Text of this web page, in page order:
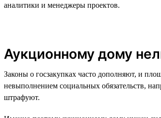
аналитики и менеджеры проектов.
Аукционному дому
Законы о госзакупках часто дополняют, и
невыполнением социальных обязательств,
штрафуют.